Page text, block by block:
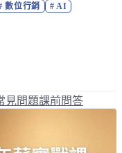
數位行銷 #AI
見問題課前問答